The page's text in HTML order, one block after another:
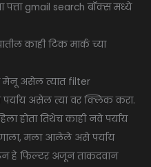
पत्ता gmail search बॉक्स मध्ये
काही टिक मार्क च्या
मेनू असेल त्यात filter
असेल त्या वर क्लिक करा.
होता तिथेच काही नवे पर्याय
मला आलेले असे पर्याय
हे फिल्टर अजून ताकदवान